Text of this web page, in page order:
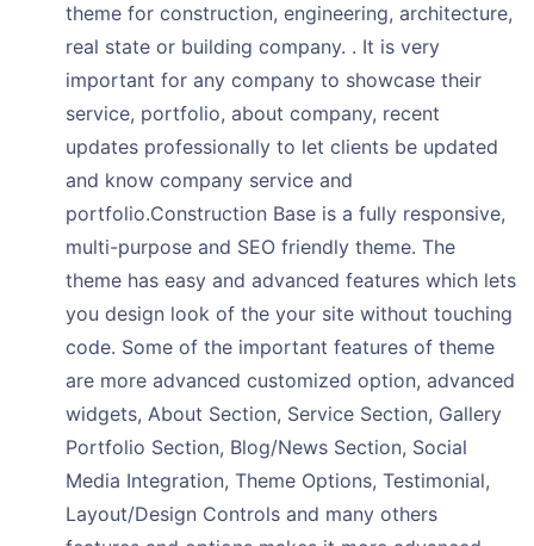
theme for construction, engineering, architecture,
real state or building company. . It is very
important for any company to showcase their
service, portfolio, about company, recent
updates professionally to let clients be updated
and know company service and
portfolio.Construction Base is a fully responsive,
multi-purpose and SEO friendly theme. The
theme has easy and advanced features which lets
you design look of the your site without touching
code. Some of the important features of theme
are more advanced customized option, advanced
widgets, About Section, Service Section, Gallery
Portfolio Section, Blog/News Section, Social
Media Integration, Theme Options, Testimonial,
Layout/Design Controls and many others